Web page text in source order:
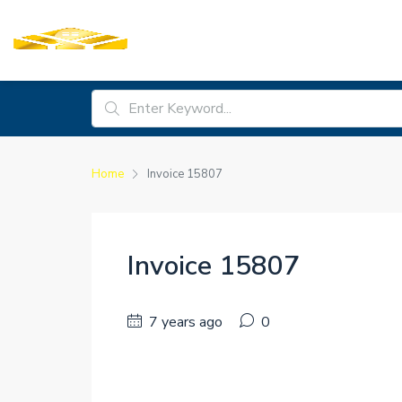
Home Invoice 15807
Invoice 15807
7 years ago 0